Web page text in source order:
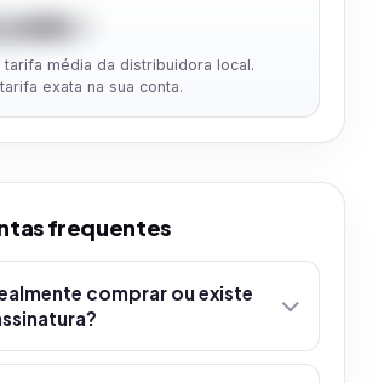
kWh
tarifa média da distribuidora local.
exata na sua conta.
frequentes
comprar ou existe